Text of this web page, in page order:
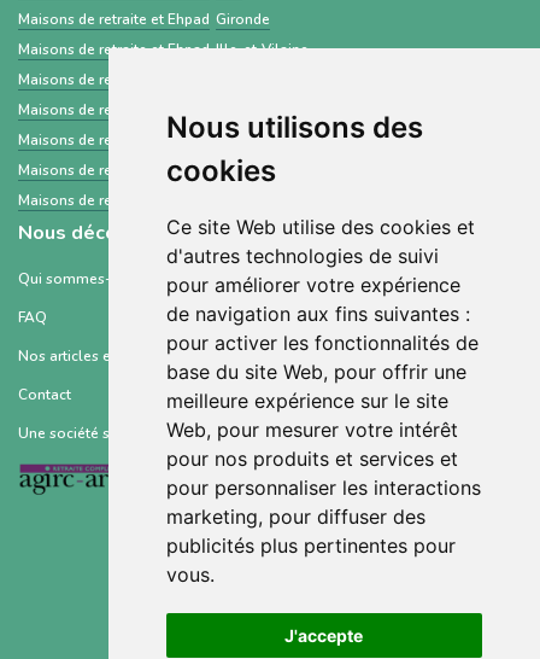
Nous utilisons des
cookies
Ce site Web utilise des cookies et
d'autres technologies de suivi
pour améliorer votre expérience
de navigation aux fins suivantes :
pour activer les fonctionnalités de
base du site Web, pour offrir une
meilleure expérience sur le site
Web, pour mesurer votre intérêt
pour nos produits et services et
pour personnaliser les interactions
marketing, pour diffuser des
publicités plus pertinentes pour
vous.
J'accepte
Maisons de retraite et Ehpad Gironde
Maisons de retraite et Ehpad Ille-et-Vilaine
Maisons de retraite et Ehpad
Maisons de retraite et Ehpad
Maisons de retraite et Ehpad Nord
Maisons de retraite et Ehpad Hautes-Alpes
Maisons de retraite et Ehpad
Nous découvrir
Qui sommes-nous ?
FAQ
Nos articles et ressources
Contact
Une société soutenue par :
Conditions générales d’utilisation